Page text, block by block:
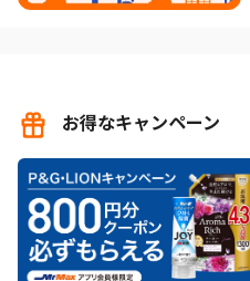
お得なキャンペーン